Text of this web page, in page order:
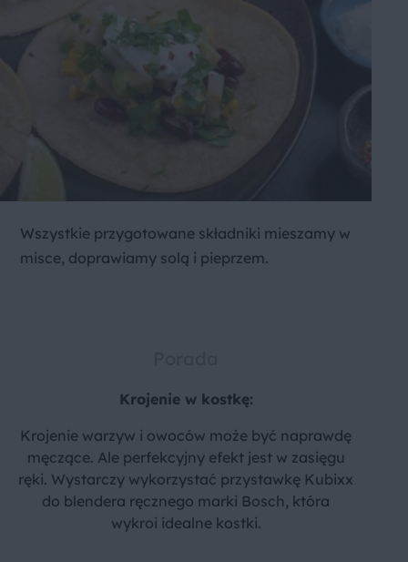
Wszystkie przygotowane składniki mieszamy w
misce, doprawiamy solą i pieprzem.
Krojenie w kostkę:
Krojenie warzyw i owoców może być naprawdę
męczące. Ale perfekcyjny efekt jest w zasięgu
ręki. Wystarczy wykorzystać przystawkę Kubixx
do blendera ręcznego marki Bosch, która
wykroi idealne kostki.